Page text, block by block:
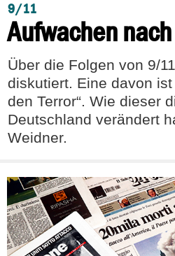
PANORAMA
RECHT
FEUILLETON
9/11
Aufwachen
Über die Folgen von 9/
diskutiert. Eine davon ist
den Terror“. Wie dieser
Deutschland verändert
Weidner.